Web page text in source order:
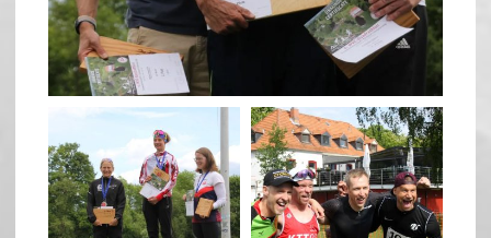
quadrathlon quadrathlon